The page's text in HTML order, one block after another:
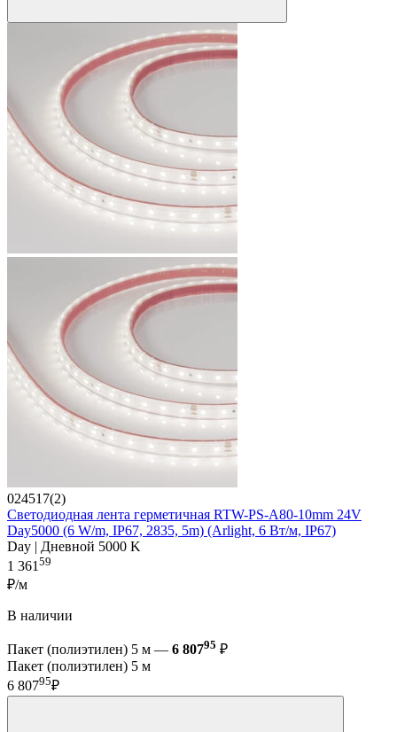
024517(2)
Светодиодная лента герметичная RTW-PS-A80-10mm 24V
Day5000 (6 W/m, IP67, 2835, 5m) (Arlight, 6 Вт/м, IP67)
Day | Дневной 5000 K
1 361 59
₽/м
В наличии
Пакет (полиэтилен) 5 м — 6 80795 ₽
Пакет (полиэтилен) 5 м
6 80795₽